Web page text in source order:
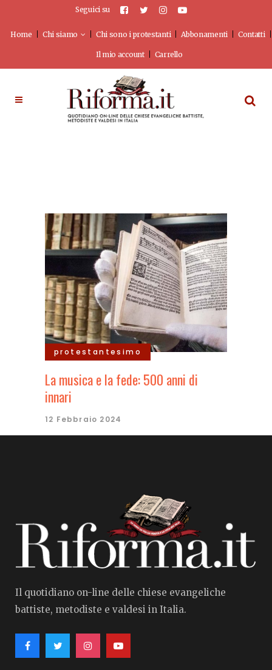
Seguici su
Home Chi siamo Chi sono i protestanti Abbonamenti Contatti
Il mio account Carrello
protestantesimo
La musica e la fede: 500 anni di
innari
12 Febbraio 2024
Il quotidiano on-line delle chiese evangeliche
battiste, metodiste e valdesi in Italia.